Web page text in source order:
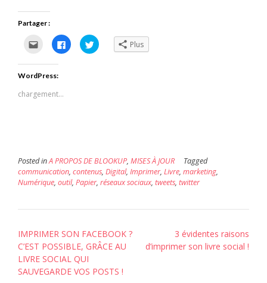
Partager :
Cliquez
pour
envoyer
par
mail
un
ami(ouvre
Cliquez
pour
partager
Cliquez
pour Plus
WordPress:
chargement…
Posted inA PROPOS DE BLOOKUP, MISES À JOUR
Tagged
communication, contenus, Digital, Imprimer, Livre, marketing,
Numérique, outil, Papier, réseaux sociaux, tweets, twitter
Post
navigation
IMPRIMER SON FACEBOOK ?
C’EST POSSIBLE, GRÂCE AU
LIVRE SOCIAL QUI
SAUVEGARDE VOS POSTS !
3 évidentes raisons
d’imprimer son livre social !